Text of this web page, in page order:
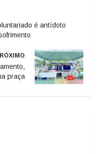
é antídoto
praça